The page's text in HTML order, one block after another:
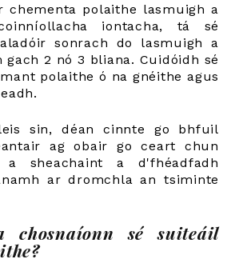
chementa polaithe lasmuigh a
iontacha, tá sé
sonrach do lasmuigh a
2 nó 3 bliana. Cuidóidh sé
polaithe ó na gnéithe agus
sin, déan cinnte go bhfuil
ag obair go ceart chun
a sheachaint a d'fhéadfadh
ar dromchla an tsiminte
chosnaíonn sé suiteáil